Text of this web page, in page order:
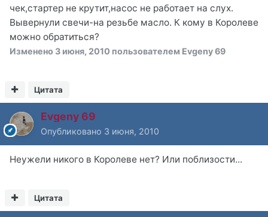
чек,стартер не крутит,насос не работает на слух.
Вывернули свечи-на резьбе масло. К кому в Королеве
можно обратиться?
Изменено 3 июня, 2010 пользователем Evgeny 69
Цитата
Evgeny 69
Опубликовано 3 июня, 2010
Неужели никого в Королеве нет? Или поблизости...
Цитата